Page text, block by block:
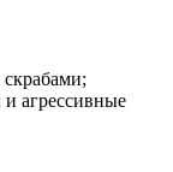
агрессивные